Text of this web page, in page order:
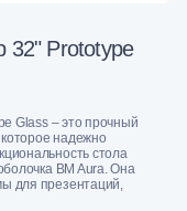
32" Prototype
Glass – это прочный
надежно
стола
BM Aura. Она
для презентаций,